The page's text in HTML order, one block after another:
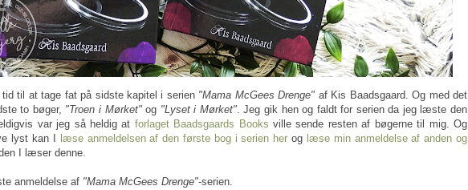
til at tage fat på sidste kapitel i serien "Mama McGees Drenge" af Kis Baadsgaard. Og med det
to bøger, "Troen i Mørket"og "Lyset i Mørket". Jeg gik hen og faldt for serien da jeg læste den
var jeg så heldig at forlaget Baadsgaards Books ville sende resten af bøgerne til mig. Og
lyst kan I
læse anmeldelsen af den første bog i serien her og læse min anmeldelse af anden og
I læser denne.
anmeldelse af "Mama McGees Drenge"-serien.